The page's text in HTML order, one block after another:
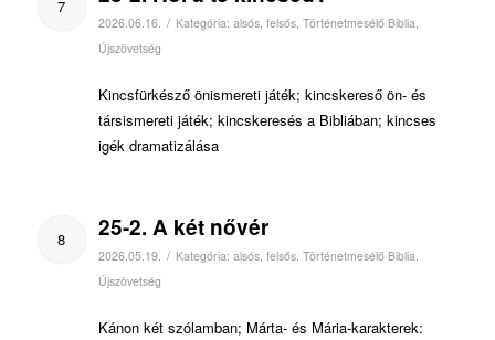
7
2026.06.16. / Kategória: alsós, felsős, Történetmesélő Biblia,
Újszövetség
Kincsfürkésző önismereti játék; kincskereső ön- és
társismereti játék; kincskeresés a Bibliában; kincses
igék dramatizálása
8 25-2. A két nővér
2026.05.19. / Kategória: alsós, felsős, Történetmesélő Biblia,
Újszövetség
Kánon két szólamban; Márta- és Mária-karakterek: